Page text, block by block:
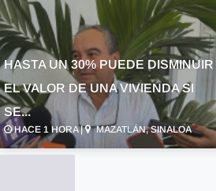
HASTA UN 30% PUEDE DISMINUIR
EL VALOR DE UNA VIVIENDA SI
SE...
HACE 1 HORA | MAZATLÁN, SINALOA